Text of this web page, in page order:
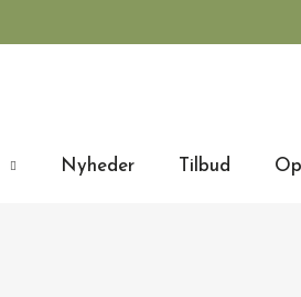
Nyheder Tilbud